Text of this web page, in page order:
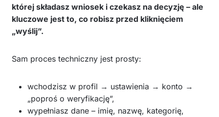
której składasz wniosek i czekasz na decyzję – ale
kluczowe jest to, co robisz przed kliknięciem
„wyślij”.
Sam proces techniczny jest prosty:
wchodzisz w profil → ustawienia → konto →
„poproś o weryfikację”,
wypełniasz dane – imię, nazwę, kategorię,